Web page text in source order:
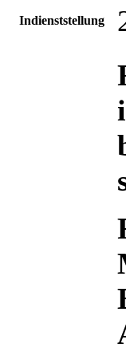
Indienststellung